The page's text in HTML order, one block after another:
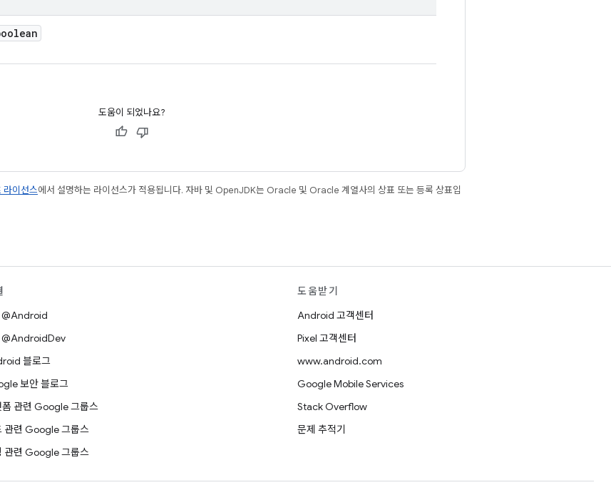
도움이 되었나요?
라이선스에서 설명하는 라이선스가 적용됩니다. 자바 및 OpenJDK는 Oracle 및 Oracle 계열사의 상표 또는 등록 상표입
@Android
@AndroidDev
블로그
보안 블로그
폼 관련 Google 그룹스
관련 Google 그룹스
관련 Google 그룹스
도움받기
Android 고객센터
Pixel 고객센터
www.android.com
Google Mobile Services
Stack Overflow
문제 추적기